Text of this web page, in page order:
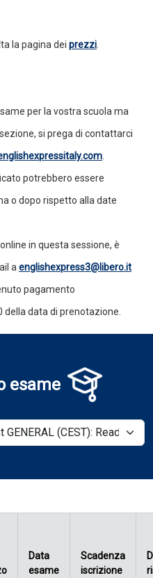
la pagina dei prezzi.
per la vostra scuola ma
si prega di contattarci
.
potrebbero essere
o dopo rispetto alla date
in questa sessione, è
aenglishexpress3@libero.it
pagamento
data di prenotazione.
esame
Data
esame
Scadenza
iscrizione